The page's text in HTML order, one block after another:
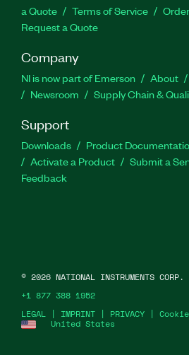
a Quote
Terms of Service
Request a Quote
Company
NI is now part of Emerson About
Newsroom
Supply Chain &
Support
Downloads Product
Activate a Product
Submit a
Feedback
United States
LEGAL | IMPRINT | PRIVACY |
© 2026 NATIONAL INSTRUMENTS
+1 877 388 1952